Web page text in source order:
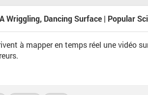
Wriggling, Dancing Surface | Popular
à mapper en temps réel une vidéo